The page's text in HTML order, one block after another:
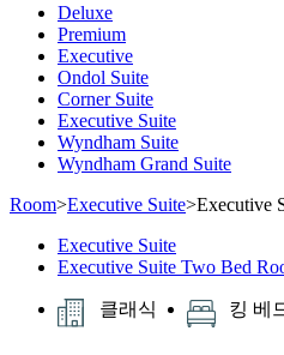
Deluxe
Premium
Executive
Ondol Suite
Corner Suite
Executive Suite
Wyndham Suite
Wyndham Grand Suite
Room>Executive Suite>Executive
Executive Suite
Executive Suite Two Bed
클래식 킹 베